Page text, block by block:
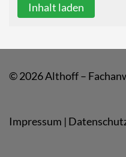
Inhalt laden
© 2026 Althoff –
Impressum |